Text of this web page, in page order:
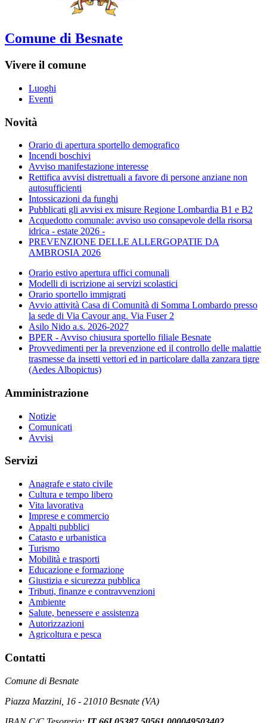
Comune di Besnate
Vivere il comune
Luoghi
Eventi
Novità
Orario di apertura sportello demografico
Incendi boschivi
Avviso manifestazione interesse
Rettifica avvisi distrettuali a favore di persone anziane non
autosufficienti
Intossicazioni da funghi
Pubblicati gli avvisi ex misure Regione Lombardia B1 e B2
Acquedotto comunale: avviso uso consapevole della risorsa
idrica - estate 2026 -
PREVENZIONE DELLE ALLERGOPATIE DA
AMBROSIA 2026
Orario estivo apertura uffici comunali
Modelli di iscrizione ai servizi scolastici
Orario sportello immigrati
Avvio attività Casa di Comunità di Somma Lombardo presso
la sede di Via Cavour ang. Via Fuser 2
Asilo Nido a.s. 2026-2027
BPER - Avviso chiusura sportello filiale Besnate
Provvedimenti per la prevenzione ed il controllo delle malattie
trasmesse da insetti vettori ed in particolare dalla zanzara tigre
(Aedes Albopictus)
Amministrazione
Notizie
Comunicati
Avvisi
Servizi
Anagrafe e stato civile
Cultura e tempo libero
Vita lavorativa
Imprese e commercio
Appalti pubblici
Catasto e urbanistica
Turismo
Mobilità e trasporti
Educazione e formazione
Giustizia e sicurezza pubblica
Tributi, finanze e contravvenzioni
Ambiente
Salute, benessere e assistenza
Autorizzazioni
Agricoltura e pesca
Contatti
Comune di Besnate
Piazza Mazzini, 16 - 21010 Besnate (VA)